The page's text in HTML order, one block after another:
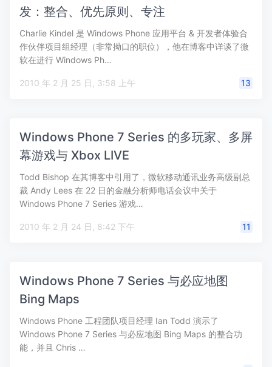
发：整合、优先原则、专注
Charlie Kindel 是 Windows Phone 应用平台 & 开发者体验合
作伙伴项目组经理（非常拗口的职位），他在博客中详谈了微
软在进行 Windows Ph…
2010 年 2 月 25 日, 3:58 上午 13
Windows Phone 7 Series 的多玩家、多屏
幕游戏与 Xbox LIVE
Todd Bishop 在其博客中引用了，微软移动通讯业务高级副总
裁 Andy Lees 在 22 日的金融分析师电话会议中关于
Windows Phone 7 Series 游戏…
2010 年 2 月 24 日, 8:42 下午 11
Windows Phone 7 Series 与必应地图
Bing Maps
Windows Phone 工程团队项目经理 Ian Todd 演示了
Windows Phone 7 Series 与必应地图 Bing Maps 的整合功
能，并且 Chris …